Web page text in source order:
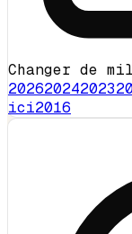
Changer de
202620242023
ici2016